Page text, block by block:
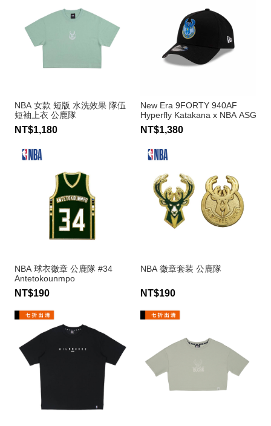
NBA 女款 短版 水洗效果 隊伍
短袖上衣 公鹿隊
NT$1,180
New Era 9FORTY 940AF
Hyperfly Katakana x NBA ASG
2025 棒球帽 公鹿隊
NT$1,380
NBA 球衣徽章 公鹿隊 #34
Antetokounmpo
NT$190
NBA 徽章套装 公鹿隊
NT$190